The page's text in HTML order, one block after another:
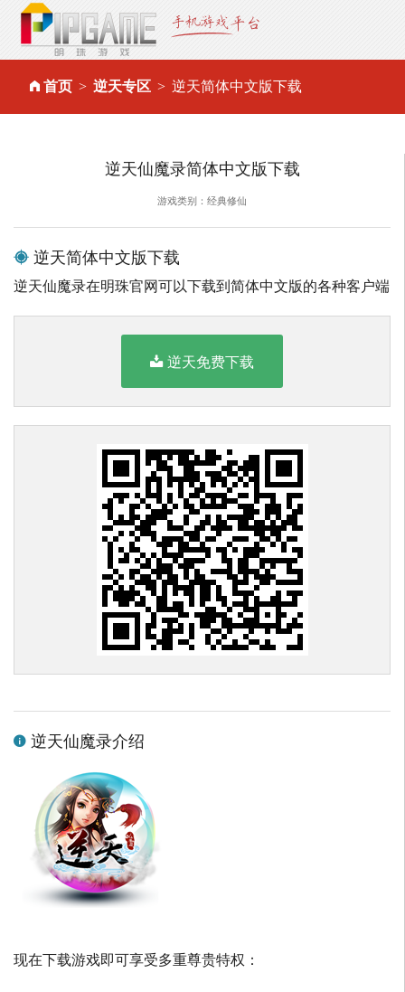
首页 逆天专区 逆天简体中文版下载
逆天仙魔录简体中文版下载
游戏类别：经典修仙
逆天简体中文版下载
逆天仙魔录在明珠官网可以下载到简体中文版的各种客户端
逆天免费下载
逆天仙魔录介绍
现在下载游戏即可享受多重尊贵特权：